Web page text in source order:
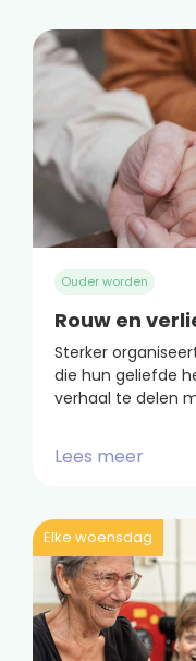
Ouder worden
Rouw en
Sterker
die hun geliefde
verhaal te delen
Lees meer
Elke woensdag